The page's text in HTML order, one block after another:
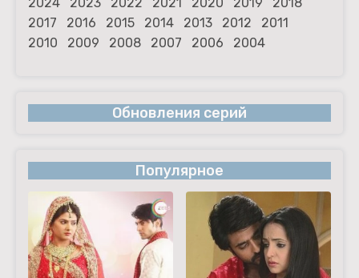
2017
2016 2015 2014 2013 2012
2011
2010
2009 2008 2007 2006 2004
Обновления серий
Популярное